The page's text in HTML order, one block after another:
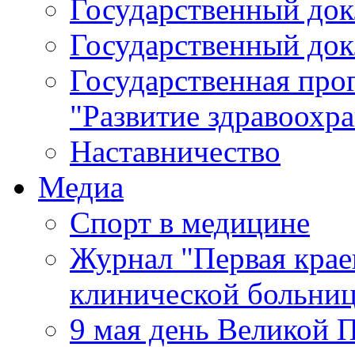
Государственный
Государственный
Государственная
"Развитие
Наставничество
Медиа
Спорт в медицине
Журнал "Первая
клинической
9 мая день Великой